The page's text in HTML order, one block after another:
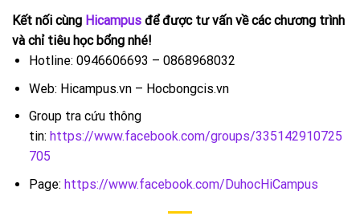
Kết nối cùng Hicampus để được tư vấn về các chương trình
và chỉ tiêu học bổng nhé!
Hotline: 0946606693 – 0868968032
Web: Hicampus.vn – Hocbongcis.vn
Group tra cứu thông
tin: https://www.facebook.com/groups/335142910725
705
Page: https://www.facebook.com/DuhocHiCampus